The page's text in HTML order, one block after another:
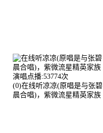
(0)在线听凉凉(原唱是与张碧
晨合唱)，紫微流星精英家族